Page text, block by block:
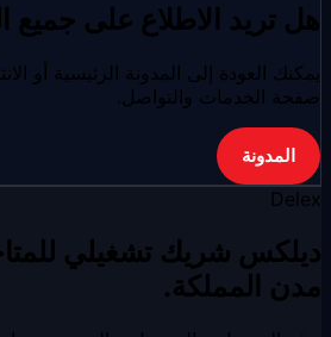
هل تريد الاطلاع على جميع
يمكنك العودة إلى المدونة الرئيسية أو
صفحة الخدمات والتواصل.
المدونة
Delex
ديلكس شريك تشغيلي
مدن المملكة.